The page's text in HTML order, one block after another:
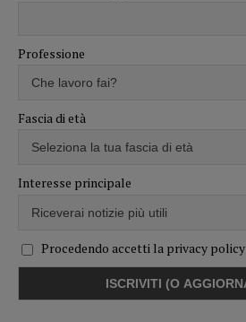
Professione
Fascia di età
Interesse principale
Procedendo accetti la privacy policy